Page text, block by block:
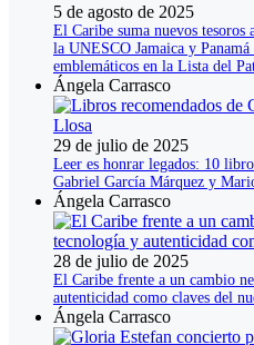
5 de agosto de 2025
El Caribe suma nuevos
la UNESCO Jamaica y
emblemáticos en la Lista del
Ángela Carrasco
29 de julio de 2025
Leer es honrar legados: 10
Gabriel García Márquez y
Ángela Carrasco
28 de julio de 2025
El Caribe frente a un cambio
autenticidad como claves del
Ángela Carrasco